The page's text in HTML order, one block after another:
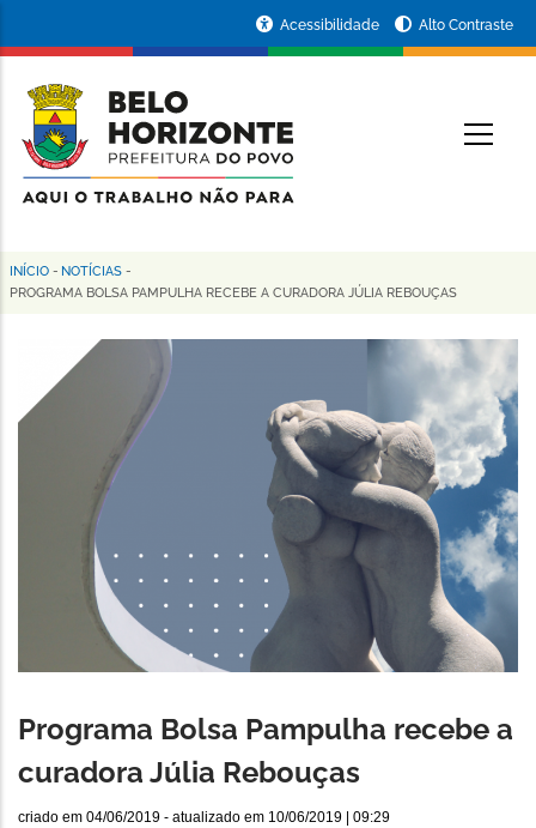
conteúdo
principal
da
Prefeitura
de
Horizonte
Acessibilidade Alto Contraste
Trilha
navegação
INÍCIO - NOTÍCIAS -
PROGRAMA BOLSA PAMPULHA RECEBE A CURADORA JÚLIA REBOUÇAS
Programa Bolsa Pampulha recebe a
curadora Júlia Rebouças
criado em 04/06/2019 - atualizado em 10/06/2019 | 09:29